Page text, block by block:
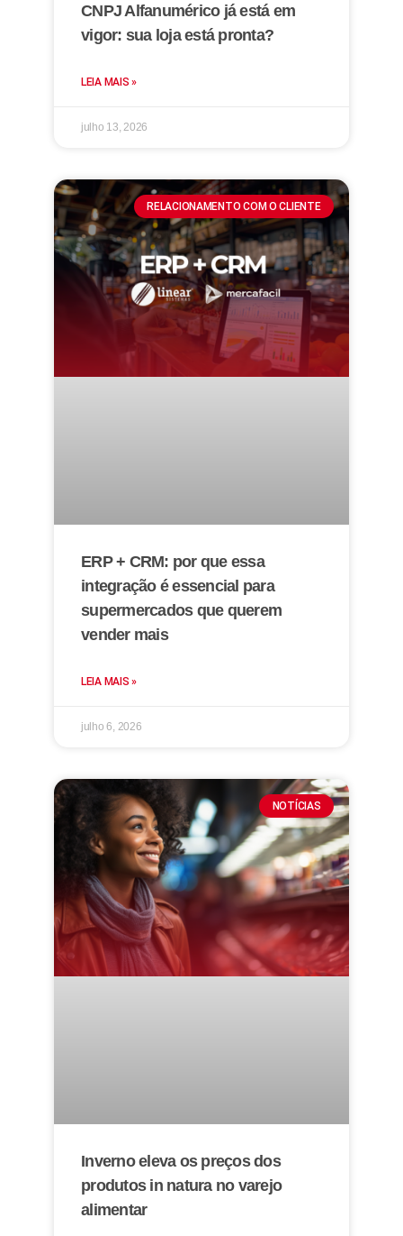
CNPJ Alfanumérico já está em
vigor: sua loja está pronta?
LEIA MAIS »
julho 13, 2026
RELACIONAMENTO COM O CLIENTE
ERP + CRM: por que essa
integração é essencial para
supermercados que querem
vender mais
LEIA MAIS »
julho 6, 2026
NOTÍCIAS
Inverno eleva os preços dos
produtos in natura no varejo
alimentar